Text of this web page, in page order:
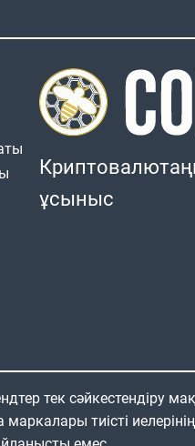
ұсыныс
тек сәйкестендіру
маркалары тиісті